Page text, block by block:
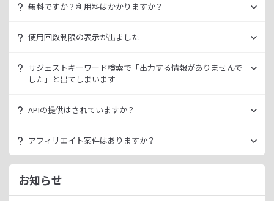
無料ですか？利用料はかかりますか？
いきなり課金されるようなことはございませんので、安心し
ただ、有料プランを利用することでよりニッチなキーワード
上させることができます。
使用回数制限の表示が出ました
ラッコID（メールアドレスのみ30秒登録）にご登録いただく
ことで制限が緩和されます。（※制限リセットは0時）
ご登録済みで制限に到達された場合は、有料プランのご利用
サジェストキーワード検索で「出力する情報がありませんで
した」と出てしまいます
ッコキーワードでも出力することができません。
サジェスト情報を出さない仕様になっております。
今後はサジェスト以外のキーワード取得手段も有料プランに
て提供してまいりますので、そちらにて対応できる見通しで
ございます。
APIの提供はされていますか？
詳細は ラッコキーワードAPIドキュメント
い。
アフィリエイト案件はありますか？
ラッコIDアフィリエイトにて、「ラッコキーワード」のアフ
ィリエイト案件をお取り扱いいたしております。
無料のユーザー登録、利用開始（初回ログイン）と有料プラ
お知らせ